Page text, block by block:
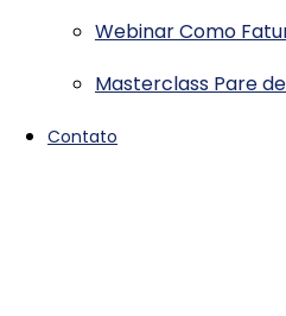
Webinar Como
Masterclass Pare
Contato